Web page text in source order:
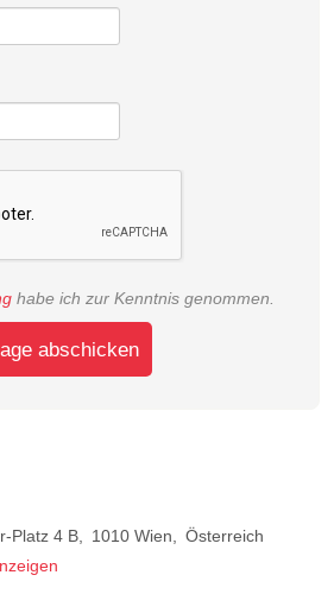
habe ich zur Kenntnis genommen.
abschicken
Platz 4 B 1010 Wien
Österreich